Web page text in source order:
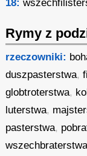
18:
Rymy z
rzeczowniki:
duszpasterstwa,
globtroterstwa,
luterstwa,
pasterstwa,